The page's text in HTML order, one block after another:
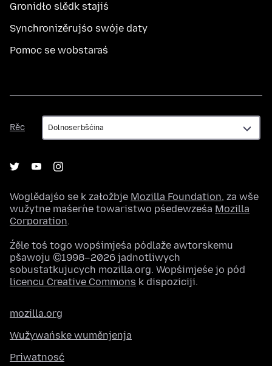
Gronidło slědk stajiś
Synchronizěrujśo swóje daty
Pomoc se wobstaraś
Rěc
Rěc
Woglědajśo se k załožbje Mozilla Foundation, za wše
wužytne maśeŕne towaristwo pśedewześa Mozilla
Corporation.
Źěle toś togo wopśimjeśa pódlaže awtorskemu
pšawoju ©1998–2026 jadnotliwych
sobustatkujucych mozilla.org. Wopśimjeśe jo pód
licencu Creative Commons k dispoziciji.
mozilla.org
Wužywańske wuměnjenja
Priwatnosć